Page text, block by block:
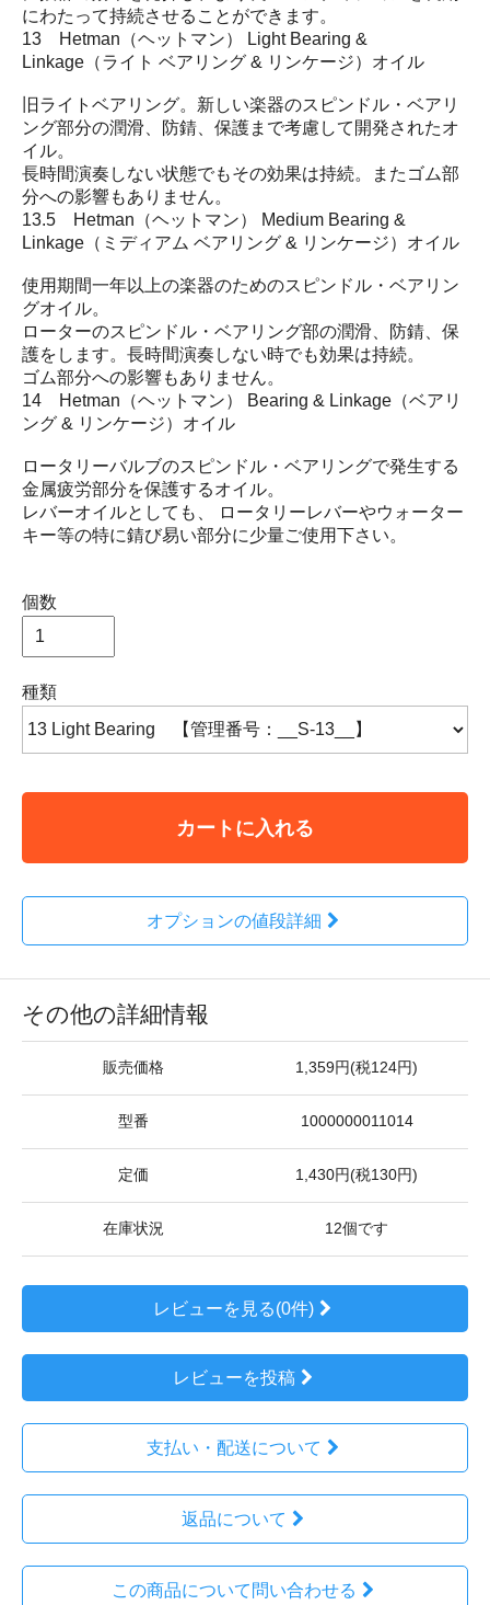
にわたって持続させることができます。
13 Hetman（ヘットマン） Light Bearing &
Linkage（ライト ベアリング & リンケージ）オイル
旧ライトベアリング。新しい楽器のスピンドル・ベアリ
ング部分の潤滑、防錆、保護まで考慮して開発されたオ
イル。
長時間演奏しない状態でもその効果は持続。またゴム部
分への影響もありません。
13.5 Hetman（ヘットマン） Medium Bearing &
Linkage（ミディアム ベアリング & リンケージ）オイル
使用期間一年以上の楽器のためのスピンドル・ベアリン
グオイル。
ローターのスピンドル・ベアリング部の潤滑、防錆、保
護をします。長時間演奏しない時でも効果は持続。
ゴム部分への影響もありません。
14 Hetman（ヘットマン） Bearing & Linkage（ベアリ
ング & リンケージ）オイル
ロータリーバルブのスピンドル・ベアリングで発生する
金属疲労部分を保護するオイル。
レバーオイルとしても、 ロータリーレバーやウォーター
キー等の特に錆び易い部分に少量ご使用下さい。
個数
種類
カートに入れる
オプションの値段詳細
その他の詳細情報
販売価格 1,359円(税124円)
型番 1000000011014
定価 1,430円(税130円)
在庫状況 12個です
レビューを見る(0件)
レビューを投稿
支払い・配送について
返品について
この商品について問い合わせる